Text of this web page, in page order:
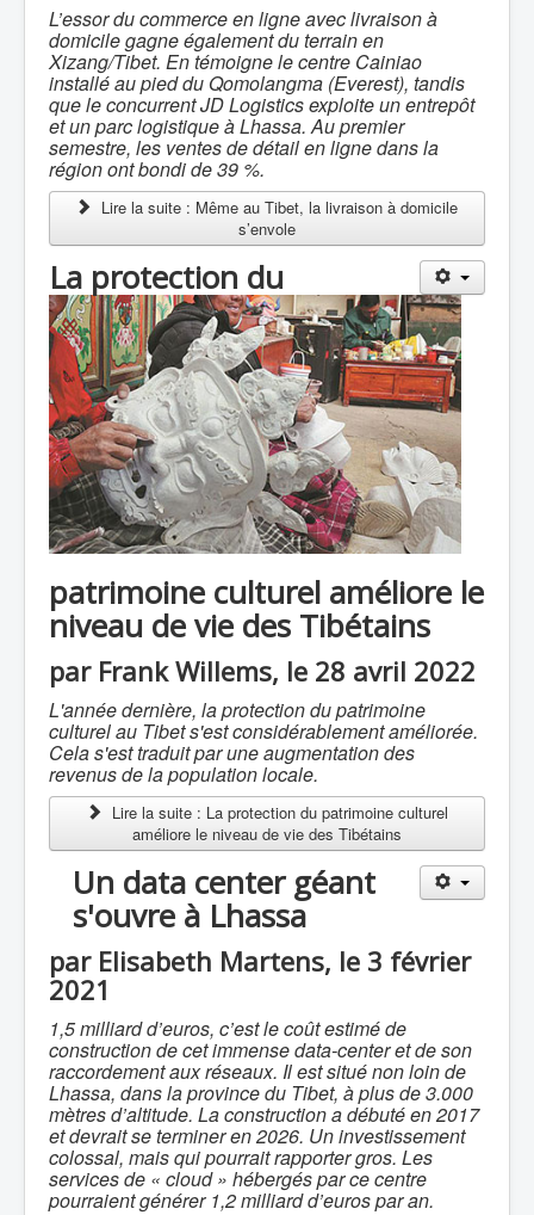
L’essor du commerce en ligne avec livraison à
domicile gagne également du terrain en
Xizang/Tibet. En témoigne le centre Cainiao
installé au pied du Qomolangma (Everest), tandis
que le concurrent JD Logistics exploite un entrepôt
et un parc logistique à Lhassa. Au premier
semestre, les ventes de détail en ligne dans la
région ont bondi de 39 %.
Lire la suite : Même au Tibet, la livraison à domicile
s’envole
La protection du
patrimoine culturel améliore le
niveau de vie des Tibétains
par Frank Willems, le 28 avril 2022
L'année dernière, la protection du patrimoine
culturel au Tibet s'est considérablement améliorée.
Cela s'est traduit par une augmentation des
revenus de la population locale.
Lire la suite : La protection du patrimoine culturel
améliore le niveau de vie des Tibétains
Un data center géant
s'ouvre à Lhassa
par Elisabeth Martens, le 3 février
2021
1,5 milliard d’euros, c’est le coût estimé de
construction de cet immense data-center et de son
raccordement aux réseaux. Il est situé non loin de
Lhassa, dans la province du Tibet, à plus de 3.000
mètres d’altitude. La construction a débuté en 2017
et devrait se terminer en 2026. Un investissement
colossal, mais qui pourrait rapporter gros. Les
services de « cloud » hébergés par ce centre
pourraient générer 1,2 milliard d’euros par an.